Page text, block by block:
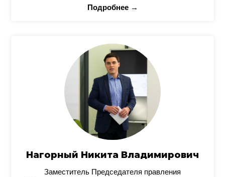
Подробнее →
Нагорный Никита Владимирович
Заместитель Председателя правления